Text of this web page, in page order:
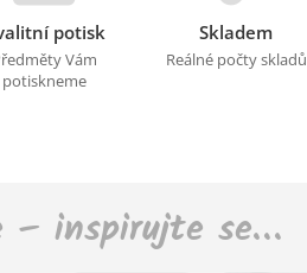
potisk
Vám
potiskneme
Skladem
Reálné počty skladů
– inspirujte se…